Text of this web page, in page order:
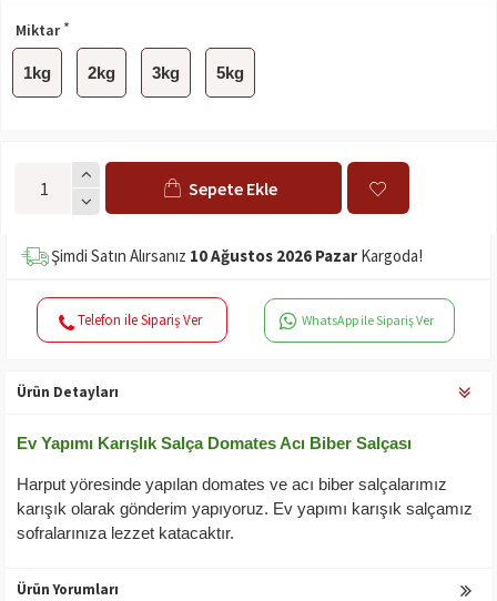
Miktar
1kg 2kg 3kg 5kg
Sepete Ekle
Şimdi Satın Alırsanız 10 Ağustos 2026 Pazar Kargoda!
Telefon ile Sipariş Ver WhatsApp ile Sipariş Ver
Ürün Detayları
Ev Yapımı Karışlık Salça Domates Acı Biber Salçası
Harput yöresinde yapılan domates ve acı biber salçalarımız
karışık olarak gönderim yapıyoruz. Ev yapımı karışık salçamız
sofralarınıza lezzet katacaktır.
Ürün Yorumları